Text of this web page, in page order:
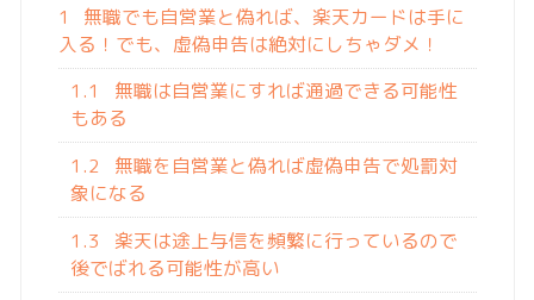
1
無職でも自営業と偽れば、楽天カードは手に
入る！でも、虚偽申告は絶対にしちゃダメ！
1.1
無職は自営業にすれば通過できる可能性
もある
1.2
無職を自営業と偽れば虚偽申告で処罰対
象になる
1.3
楽天は途上与信を頻繁に行っているので
後でばれる可能性が高い